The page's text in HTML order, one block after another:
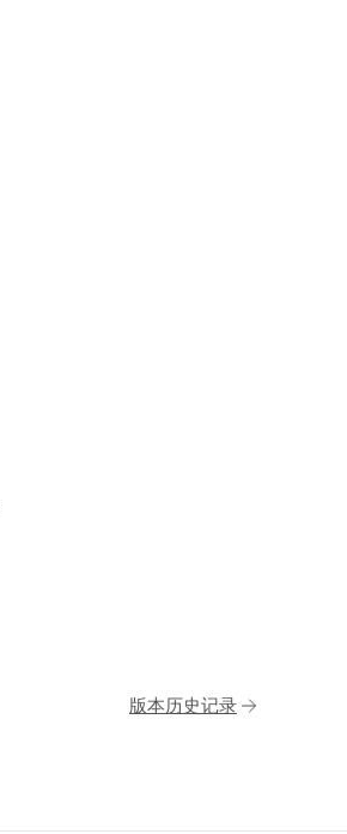
版本历史记录